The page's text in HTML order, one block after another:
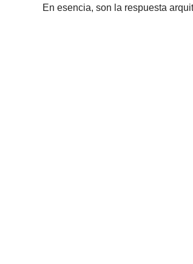
En esencia, son la respuesta